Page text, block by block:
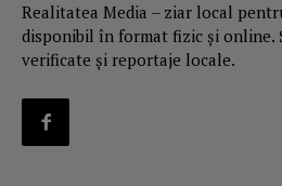
Realitatea Media – ziar local
disponibil în format fizic și online.
verificate și reportaje locale.